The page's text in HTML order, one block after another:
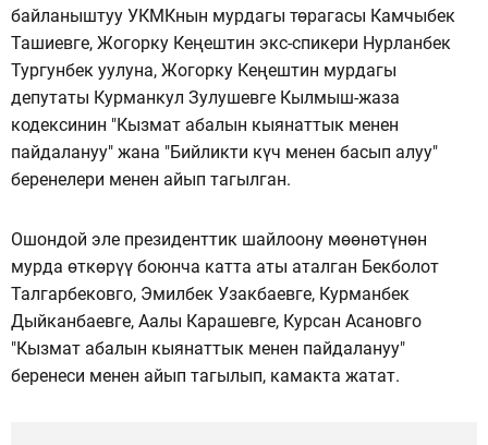
байланыштуу УКМКнын мурдагы төрагасы Камчыбек
Ташиевге, Жогорку Кеңештин экс-спикери Нурланбек
Тургунбек уулуна, Жогорку Кеңештин мурдагы
депутаты Курманкул Зулушевге Кылмыш-жаза
кодексинин "Кызмат абалын кыянаттык менен
пайдалануу" жана "Бийликти күч менен басып алуу"
беренелери менен айып тагылган.
Ошондой эле президенттик шайлоону мөөнөтүнөн
мурда өткөрүү боюнча катта аты аталган Бекболот
Талгарбековго, Эмилбек Узакбаевге, Курманбек
Дыйканбаевге, Аалы Карашевге, Курсан Асановго
"Кызмат абалын кыянаттык менен пайдалануу"
беренеси менен айып тагылып, камакта жатат.